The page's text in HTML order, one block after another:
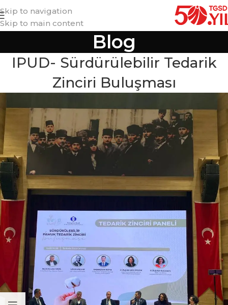
Skip to navigation
Skip to main content
Blog
IPUD- Sürdürülebilir Tedarik
Zinciri Buluşması